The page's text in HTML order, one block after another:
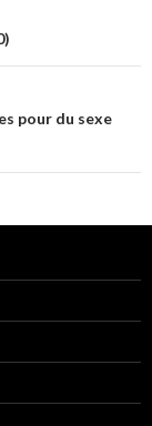
pour du sexe